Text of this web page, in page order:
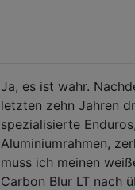
Ja, es ist wahr.
letzten zehn Jahren
spezialisierte
Aluminiumrahmen,
muss ich meinen
Carbon Blur LT nach